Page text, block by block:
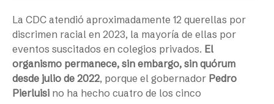
La CDC atendió aproximadamente 12 querellas por
discrimen racial en 2023, la mayoría de ellas por
eventos suscitados en colegios privados. El
organismo permanece, sin embargo, sin quórum
desde julio de 2022, porque el gobernador Pedro
Pierluisi no ha hecho cuatro de los cinco